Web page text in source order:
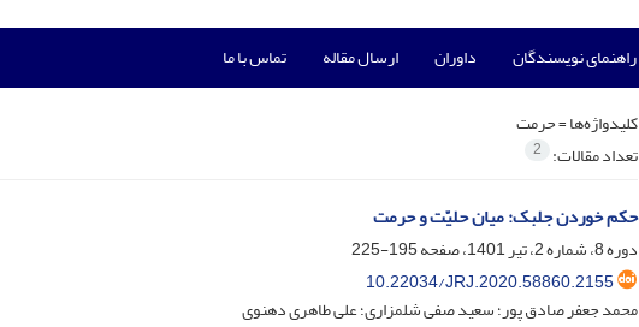
راهنمای نویسندگان داوران ارسال مقاله تماس با ما
کلیدواژه‌ها =حرمت
تعداد مقالات: 2
حکم خوردن جلبک: میان حلیّت و حرمت
دوره 8، شماره 2، تیر 1401، صفحه
195-225
10.22034/JRJ.2020.58860.2155
محمد جعفر صادق پور؛ سعید صفی شلمزاری؛ علی طاهری دهنوی